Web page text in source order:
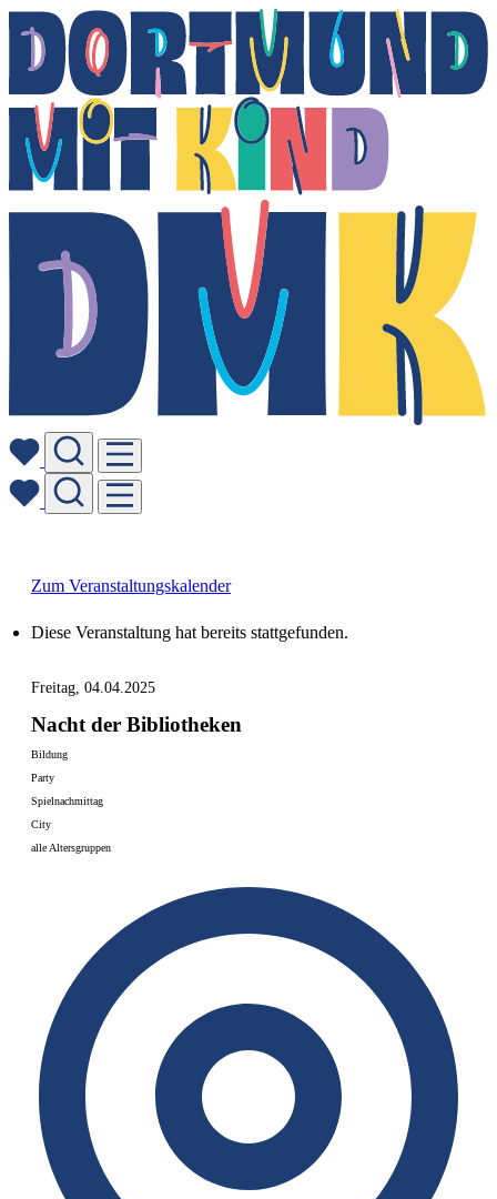
Zum Veranstaltungskalender
Diese Veranstaltung hat bereits stattgefunden.
Freitag, 04.04.2025
Nacht der Bibliotheken
Bildung
Party
Spielnachmittag
City
alle Altersgruppen